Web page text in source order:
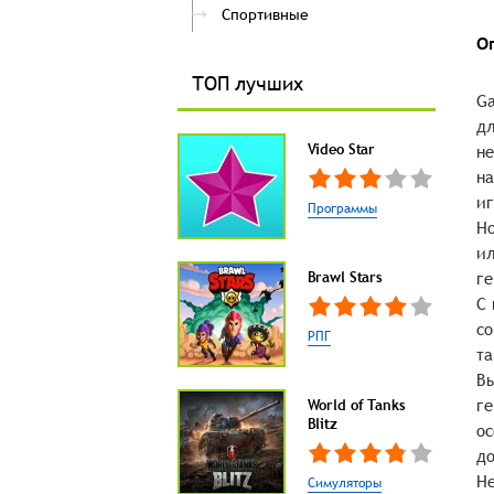
Спортивные
ТОП лучших
Video Star
Программы
Brawl Stars
РПГ
World of Tanks
Blitz
Симуляторы
С